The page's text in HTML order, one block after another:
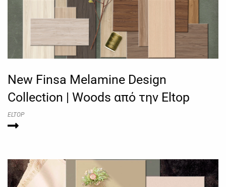
New Finsa Melamine Design
Collection | Woods από την Eltop
ELTOP